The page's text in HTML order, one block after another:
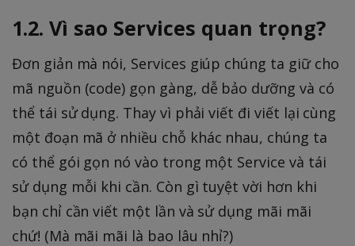
1.2. Vì sao Services quan trọng?
Đơn giản mà nói, Services giúp chúng ta giữ cho
mã nguồn (code) gọn gàng, dễ bảo dưỡng và có
thể tái sử dụng. Thay vì phải viết đi viết lại cùng
một đoạn mã ở nhiều chỗ khác nhau, chúng ta
có thể gói gọn nó vào trong một Service và tái
sử dụng mỗi khi cần. Còn gì tuyệt vời hơn khi
bạn chỉ cần viết một lần và sử dụng mãi mãi
chứ! (Mà mãi mãi là bao lâu nhỉ?)